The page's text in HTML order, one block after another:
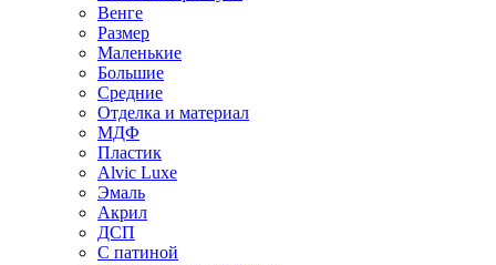
Венге
Размер
Маленькие
Большие
Средние
Отделка и материал
МДФ
Пластик
Alvic Luxe
Эмаль
Акрил
ДСП
С патиной